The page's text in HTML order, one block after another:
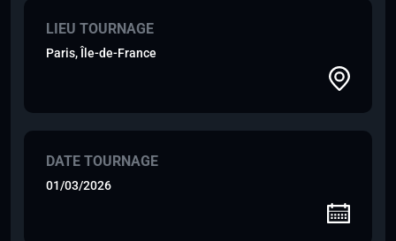
LIEU TOURNAGE
Paris, Île-de-France
DATE TOURNAGE
01/03/2026